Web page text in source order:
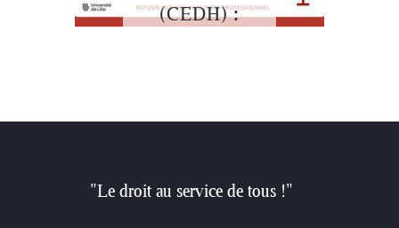
(CEDH) :
"Le droit au service de tous !"